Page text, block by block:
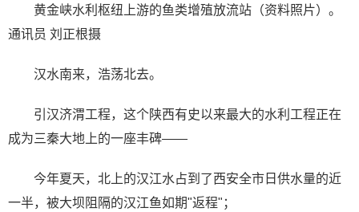
黄金峡水利枢纽上游的鱼类增殖放流站（资料照片）。
通讯员 刘正根摄
汉水南来，浩荡北去。
引汉济渭工程，这个陕西有史以来最大的水利工程正在
成为三秦大地上的一座丰碑——
今年夏天，北上的汉江水占到了西安全市日供水量的近
一半，被大坝阻隔的汉江鱼如期"返程"；